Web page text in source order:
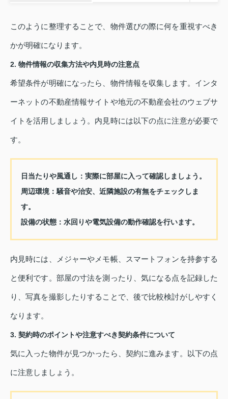
このように整理することで、物件選びの際に何を重視すべき
かが明確になります。
2. 物件情報の収集方法や内見時の注意点
希望条件が明確になったら、物件情報を収集します。インタ
ーネットの不動産情報サイトや地元の不動産会社のウェブサ
イトを活用しましょう。内見時には以下の点に注意が必要で
す。
日当たりや風通し ：実際に部屋に入って確認しましょう。
周辺環境：騒音や治安、近隣施設の有無をチェックしま
す。
設備の状態：水回りや電気設備の動作確認を行います。
内見時には、メジャーやメモ帳、スマートフォンを持参する
と便利です。部屋の寸法を測ったり、気になる点を記録した
り、写真を撮影したりすることで、後で比較検討がしやすく
なります。
3. 契約時のポイントや注意すべき契約条件について
気に入った物件が見つかったら、契約に進みます。以下の点
に注意しましょう。